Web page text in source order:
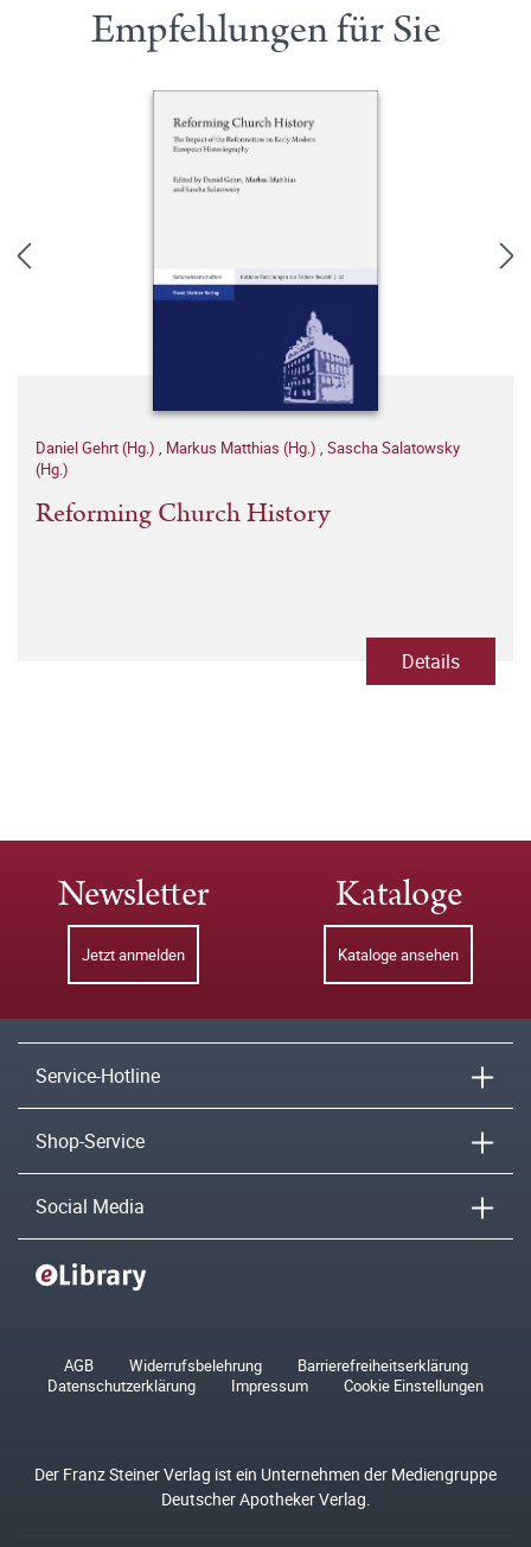
Empfehlungen für Sie
Daniel Gehrt (Hg.) , Markus Matthias (Hg.) , Sascha Salatowsky
(Hg.)
Reforming Church History
Details
Newsletter
Jetzt anmelden
Kataloge
Kataloge ansehen
Service-Hotline
Shop-Service
Social Media
AGB Widerrufsbelehrung
Barrierefreiheitserklärung
Datenschutzerklärung
Impressum Cookie Einstellungen
Der Franz Steiner Verlag ist ein Unternehmen der Mediengruppe
Deutscher Apotheker Verlag.